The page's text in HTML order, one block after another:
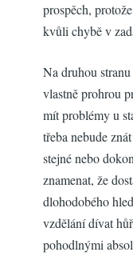
prospěch,
kvůli chybě v
Na druhou
vlastně prohrou
mít problémy u
třeba nebude
stejné nebo
znamenat, že
dlohodobého
vzdělání dívat
pohodlnými